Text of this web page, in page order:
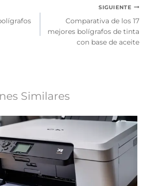
SIGUIENTE
Comparativa de los 17
mejores bolígrafos de tinta
con base de aceite
Similares